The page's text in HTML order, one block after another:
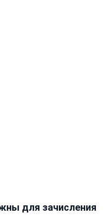
для зачисления